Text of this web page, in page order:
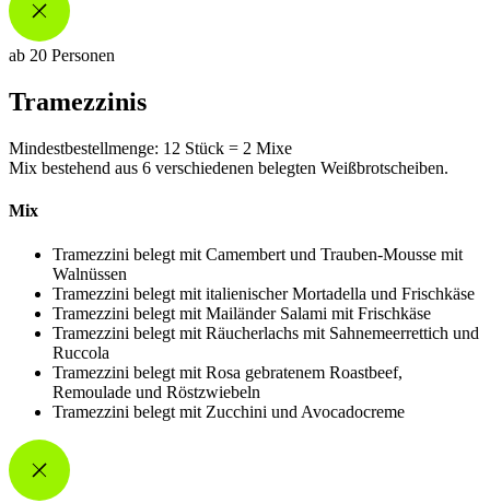
ab 20 Personen
Tramezzinis
Mindestbestellmenge: 12 Stück = 2 Mixe
Mix bestehend aus 6 verschiedenen belegten Weißbrotscheiben.
Mix
Tramezzini belegt mit Camembert und Trauben-Mousse mit
Walnüssen
Tramezzini belegt mit italienischer Mortadella und Frischkäse
Tramezzini belegt mit Mailänder Salami mit Frischkäse
Tramezzini belegt mit Räucherlachs mit Sahnemeerrettich und
Ruccola
Tramezzini belegt mit Rosa gebratenem Roastbeef,
Remoulade und Röstzwiebeln
Tramezzini belegt mit Zucchini und Avocadocreme